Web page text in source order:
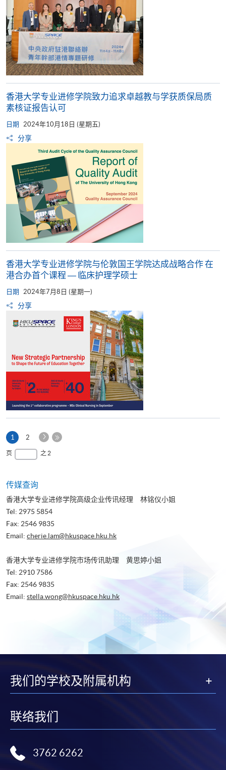
香港大学专业进修学院致力追求卓越教与学获质保局质
素核证报告认可
日期 2024年10月18日 (星期五)
分享
香港大学专业进修学院与伦敦国王学院达成战略合作 在
港合办首个课程 ― 临床护理学硕士
日期 2024年7月8日 (星期一)
分享
1 本
页
2
下
页
页 之 2
传媒查询
香港大学专业进修学院高级企业传讯经理 林铭仪小姐
Tel: 2975 5854
Fax: 2546 9835
Email: cherie.lam@hkuspace.hku.hk
香港大学专业进修学院市场传讯助理 黄思婷小姐
Tel: 2910 7586
Fax: 2546 9835
Email: stella.wong@hkuspace.hku.hk
我们的学校及附属机构
联络我们
3762 6262